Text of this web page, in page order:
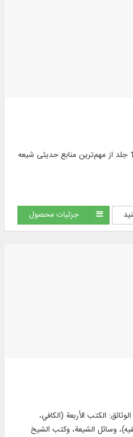
ارائه 742 عنوان کتاب و رساله در 1655 جلد از مهم‌ترین منابع حدیثی شیعه
جزئیات محصول
وثيقة، منها الوثائق: الكتب الأربعة (الكافي،
وسائل الشيعة، وكتب الشيخ